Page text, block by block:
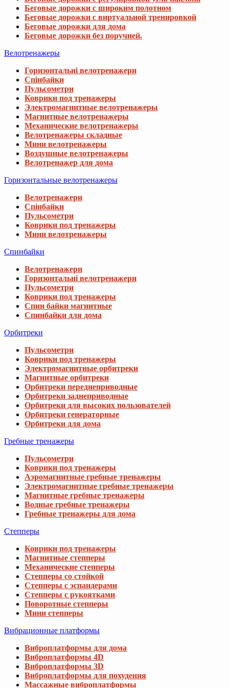
Беговые дорожки с широким полотном
Беговые дорожки с виртуальной тренировкой
Беговые дорожки для дома
Беговые дорожки без поручней.
Велотренажеры
Горизонтальні велотренажери
Спінбайки
Пульсометри
Коврики под тренажеры
Электромагнитные велотренажеры
Магнитные велотренажеры
Механические велотренажеры
Велотренажеры складные
Мини велотренажеры
Воздушные велотренажеры
Велотренажер для дома
Горизонтальные велотренажеры
Велотренажери
Спінбайки
Пульсометри
Коврики под тренажеры
Мини велотренажеры
Спинбайки
Велотренажери
Горизонтальні велотренажери
Пульсометри
Коврики под тренажеры
Спин байки магнитные
Спинбайки для дома
Орбитреки
Пульсометри
Коврики под тренажеры
Электромагнитные орбитреки
Магнитные орбитреки
Орбитреки переднеприводные
Орбитреки заднеприводные
Орбитреки для высоких пользователей
Орбитреки генераторные
Орбитреки для дома
Гребные тренажеры
Пульсометри
Коврики под тренажеры
Аэромагнитные гребные тренажеры
Электромагнитные гребные тренажеры
Магнитные гребные тренажеры
Водные гребные тренажеры
Гребные тренажеры для дома
Степперы
Коврики под тренажеры
Магнитные степперы
Механические степперы
Степперы со стойкой
Степперы с эспандерами
Степперы с рукоятками
Поворотные степперы
Мини степперы
Вибрационные платформы
Виброплатформы для дома
Виброплатформы 4D
Виброплатформы 3D
Виброплатформы для похудения
Массажные виброплатформы